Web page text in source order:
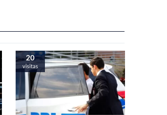
20
visitas